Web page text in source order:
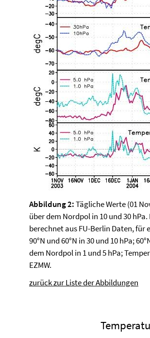
Abbildung 2:Tägliche Werte (01
über dem Nordpol in 10 und 30
berechnet aus FU-Berlin Daten,
90°N und 60°N in 30 und 10 hPa;
dem Nordpol in 1 und 5 hPa;
EZMW.
zurück zur Liste der Abbildungen